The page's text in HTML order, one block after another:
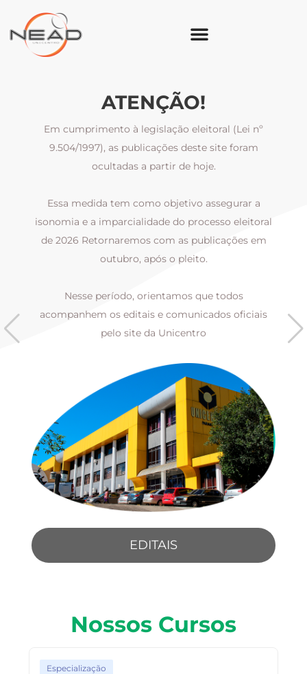
ATENÇÃO!
Em cumprimento à legislação eleitoral (Lei nº
9.504/1997), as publicações deste site foram
ocultadas a partir de hoje.
Essa medida tem como objetivo assegurar a
isonomia e a imparcialidade do processo eleitoral
de 2026 Retornaremos com as publicações em
outubro, após o pleito.
Nesse período, orientamos que todos
acompanhem os editais e comunicados oficiais
pelo site da Unicentro
EDITAIS
Nossos Cursos
Especialização